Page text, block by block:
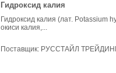
Гидроксид калия
Гидроксид калия (лат. Potassium
окиси калия,...
Поставщик: РУССТАЙЛ